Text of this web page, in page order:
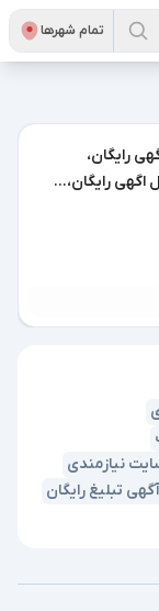
تمام شهر‌ها
رایگان،
اگهی رایگان،...
نیازمندی
آگهی تبلیغ رایگان